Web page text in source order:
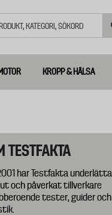
KROPP & HÄLSA
TESTFAKTA
har Testfakta
och påverkat tillverkare
tester, guider och